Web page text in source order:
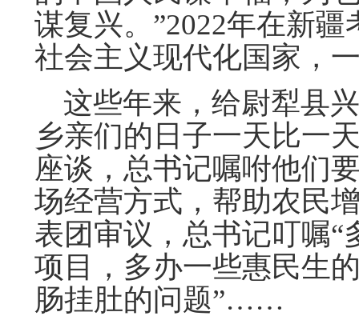
谋复兴。”2022年在新
社会主义现代化国家，
这些年来，给尉犁县
乡亲们的日子一天比一
座谈，总书记嘱咐他们
场经营方式，帮助农民
表团审议，总书记叮嘱
项目，多办一些惠民生
肠挂肚的问题”……